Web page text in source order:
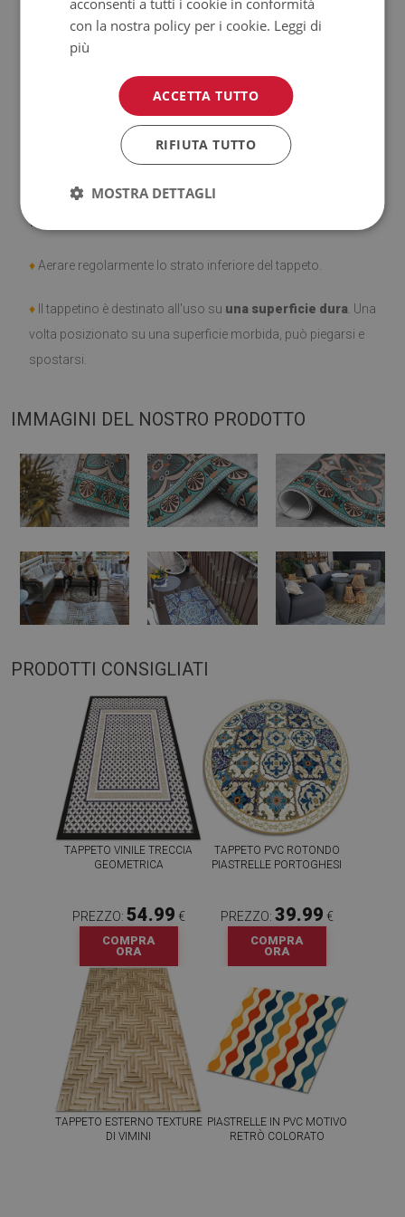
all'acqua.
Si ricorda che i danni causati dall'uso dovuto al trascorrere
del tempo (es. abrasioni) non sono soggetti a reclami.
Come prendersi cura del prodotto?
Pulire con un panno umido —non usare prodotti chimici
forti.
♦ Aerare regolarmente lo strato inferiore del tappeto.
♦ Il tappetino è destinato all'uso su una superficie dura . Una
volta posizionato su una superficie morbida, può piegarsi e
spostarsi.
IMMAGINI DEL NOSTRO PRODOTTO
PRODOTTI CONSIGLIATI
TAPPETO VINILE TRECCIA
GEOMETRICA
PREZZO: 54.99 €
COMPRA
ORA
TAPPETO PVC ROTONDO
PIASTRELLE PORTOGHESI
PREZZO: 39.99 €
COMPRA
ORA
TAPPETO ESTERNO TEXTURE
DI VIMINI
PIASTRELLE IN PVC MOTIVO
RETRÒ COLORATO
acconsenti a tutti i cookie in conformità
con la nostra policy per i cookie. Leggi di
più
ACCETTA TUTTO
RIFIUTA TUTTO
MOSTRA DETTAGLI